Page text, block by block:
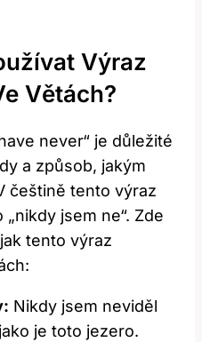
Výraz
Větách?
never“ je důležité
a způsob, jakým
češtině tento výraz
jsem ne“. Zde
tento výraz
Nikdy jsem neviděl
je toto jezero.